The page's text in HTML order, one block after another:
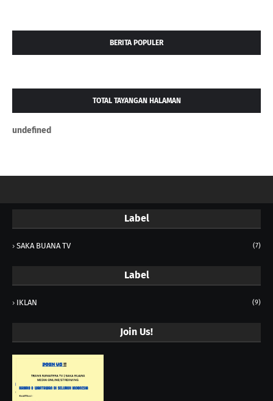
BERITA POPULER
TOTAL TAYANGAN HALAMAN
undefned
Label
SAKA BUANA TV (7)
Label
IKLAN (9)
Join Us!